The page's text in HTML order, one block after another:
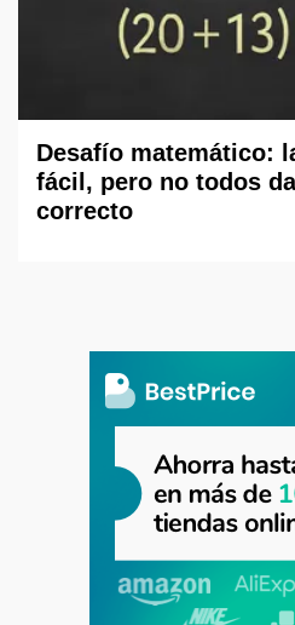
Desafío matemático:
fácil, pero no todos
correcto